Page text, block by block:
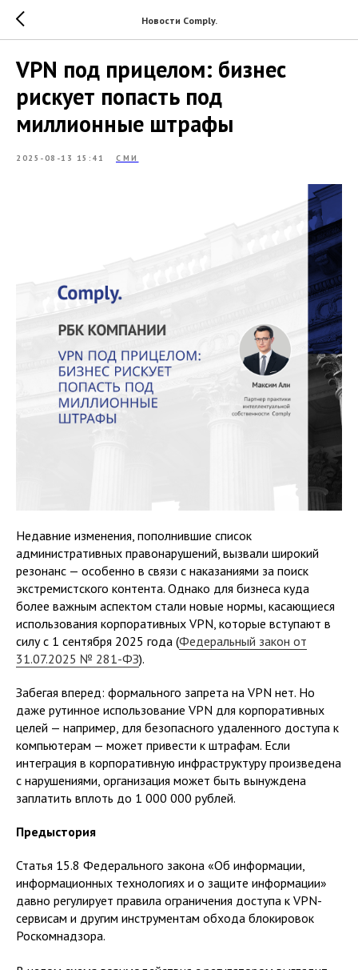
Новости Comply.
VPN под прицелом: бизнес
рискует попасть под
миллионные штрафы
2025-08-13 15:41 СМИ
Недавние изменения, пополнившие список
административных правонарушений, вызвали широкий
резонанс — особенно в связи с наказаниями за поиск
экстремистского контента. Однако для бизнеса куда
более важным аспектом стали новые нормы, касающиеся
использования корпоративных VPN, которые вступают в
силу с 1 сентября 2025 года (Федеральный закон от
31.07.2025 № 281-ФЗ).
Забегая вперед: формального запрета на VPN нет. Но
даже рутинное использование VPN для корпоративных
целей — например, для безопасного удаленного доступа к
компьютерам — может привести к штрафам. Если
интеграция в корпоративную инфраструктуру произведена
с нарушениями, организация может быть вынуждена
заплатить вплоть до 1 000 000 рублей.
Предыстория
Статья 15.8 Федерального закона «Об информации,
информационных технологиях и о защите информации»
давно регулирует правила ограничения доступа к VPN-
сервисам и другим инструментам обхода блокировок
Роскомнадзора.